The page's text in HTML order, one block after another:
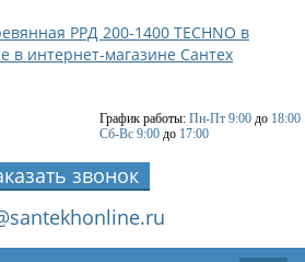
График работы: Пн-Пт 9:00 до 18:00
Сб-Вс 9:00 до 17:00
звонок